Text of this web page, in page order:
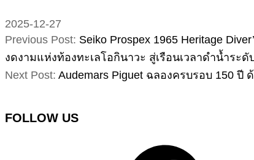
2025-12-27
Previous Post: Seiko Prospex 1965 Heritage
งดงามแห่งท้องทะเลโอกินาวะ สู่เรือนเวลาดำน้ำระ
Next Post: Audemars Piguet ฉลองครบรอบ 150 ปี
FOLLOW US